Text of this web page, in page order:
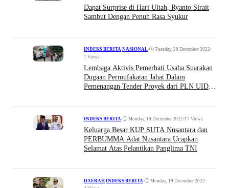
Dapat Surprise di Hari Ultah, Ryanto Sirait
Sambut Dengan Penuh Rasa Syukur
INDEKS BERITA NASIONAL• Tuesday, 20 December 2022 •
1 Views
Lembaga Aktivis Pemerhati Usaha Suarakan
Dugaan Permufakatan Jahat Dalam
Pemenangan Tender Proyek dari PLN UID
INDEKS BERITA• Monday, 19 December 2022 •17 Views
Keluarga Besar KUP SUTA Nusantara dan
PERBUMMA Adat Nusantara Ucapkan
Selamat Atas Pelantikan Panglima TNI
DAERAH INDEKS BERITA• Monday, 19 December 2022 •